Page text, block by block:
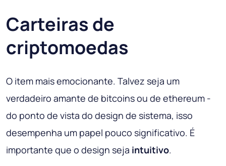
Carteiras de
criptomoedas
O item mais emocionante. Talvez seja um
verdadeiro amante de bitcoins ou de ethereum -
do ponto de vista do design de sistema, isso
desempenha um papel pouco significativo. É
importante que o design seja intuitivo.